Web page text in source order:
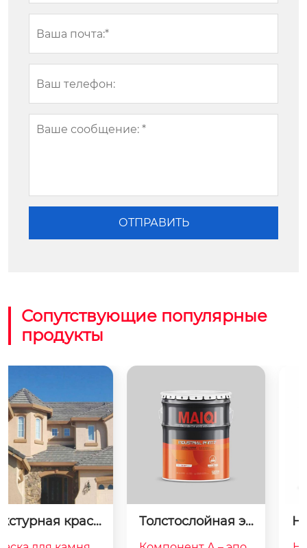
Сопутствующие популярные
продукты
Толстослойная эп
Наружная огнеза